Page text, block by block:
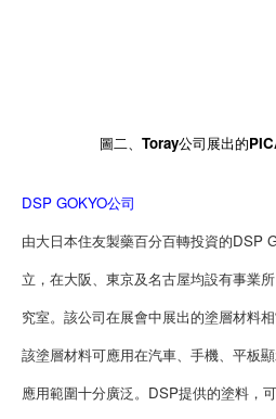
圖二、Toray公司展出的
DSP GOKYO公司
由大日本住友製藥百分百轉投資的DSP
立，在大阪、東京及名古屋均設有事業
究室。該公司在展會中展出的塗層材料
該塗層材料可應用在汽車、手機、平板
應用範圍十分廣泛。DSP提供的塗料，